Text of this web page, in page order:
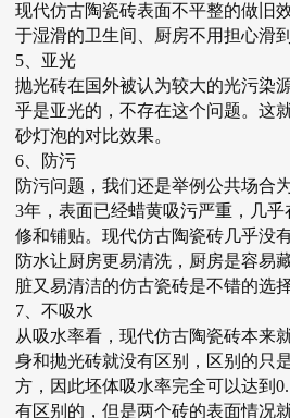
现代仿古陶瓷砖表面不平整的做旧
于湿滑的卫生间、厨房不用担心滑到
5、亚光
抛光砖在国外被认为较大的光污染
乎是亚光的，不存在这个问题。这
砂灯泡的对比效果。
6、防污
防污问题，我们还是举例公共场合
3年，表面已经蜡黄吸污严重，几
修和铺贴。现代仿古陶瓷砖几乎没
防水让厨房更易清洗，厨房是容易
脏又易清洁的仿古瓷砖是不错的选
7、不吸水
从吸水率看，现代仿古陶瓷砖本来
身和抛光砖就没有区别，区别的只
方，因此坯体吸水率完全可以达到
有区别的，但是两个砖的表面情况